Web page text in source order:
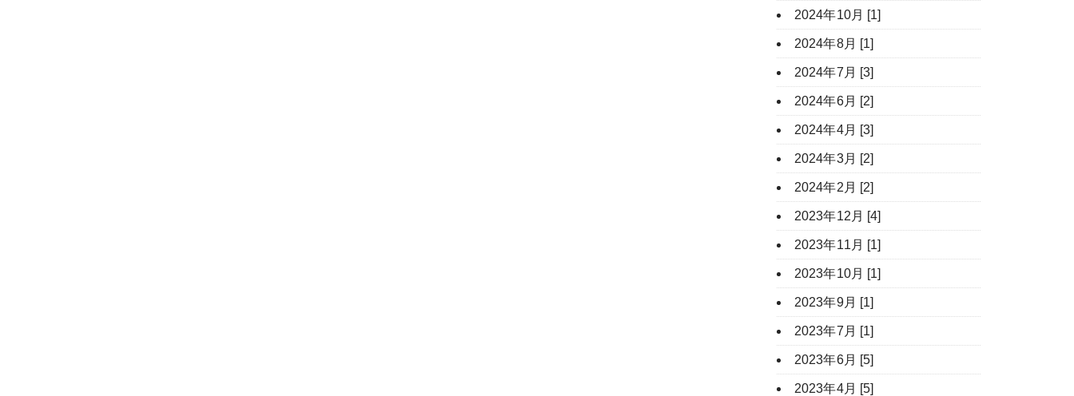
2024年10月 [1]
2024年8月 [1]
2024年7月 [3]
2024年6月 [2]
2024年4月 [3]
2024年3月 [2]
2024年2月 [2]
2023年12月 [4]
2023年11月 [1]
2023年10月 [1]
2023年9月 [1]
2023年7月 [1]
2023年6月 [5]
2023年4月 [5]